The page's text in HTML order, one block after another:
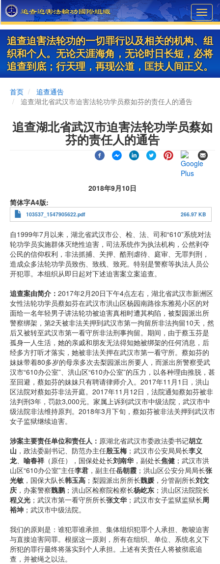
Skip
to
main
content
追查迫害法轮功的一切罪行以及相关的机构、组
织和个人。无论天涯海角，无论时日长短，必将
追查到底；行天理，再现公道，匡扶人间正义。
首页
追查通告
追查湖北省武汉市迫害法轮功学员蔡如芬的责任人的通告
追查湖北省武汉市迫害法轮功学员蔡如
芬的责任人的通告
2018年9月10日
简体字A4版
103537_1547905622.pdf 266.97 KB
自1999年7月以来，湖北省武汉市公、检、法、司和“610”系统对法
轮功学员实施群体灭绝性迫害，司法系统作为执法机构，公然剥夺
公民的信仰权利，非法抓捕、关押、酷刑虐待、庭审、无罪判刑，
造成众多法轮功学员致伤、致残、致死。特别是警察等执法人员公
开犯罪。本组织从即日起对下述迫害案立案追查。
追查案由简介： 2017年2月20日下午4点左右，湖北省武汉市新洲区
女性法轮功学员蔡如芬在武汉市洪山区杨园南路徐东雅苑小区的对
面给一名年轻男子讲法轮功被迫害真相时遭其构陷，被梨园派出所
警察绑架，第2天被非法关押到武汉市第一拘留所非法拘留10天，然
后又被转至武汉市第一看守所非法刑事拘留。期间，由于蔡玉芬是
孤身一人生活，她的亲戚和朋友无法得知她被绑架的任何消息，后
经多方打听才落实，她被非法关押在武汉市第一看守所。蔡如芬的
妹妹带着80多岁的母亲多次去梨园派出所要人，而派出所警察受武
汉市“610办公室”、洪山区“610办公室”的压力，以各种理由推脱，甚
至回避，蔡如芬的妹妹只有聘请律师介入。2017年11月1日，洪山
区法院对蔡如芬非法开庭。2017年11月12日，法院通知蔡如芬被非
法判刑3年，罚款3,000元。家属上诉到武汉市中级法院，武汉市中
级法院非法维持原判。2018年3月下旬，蔡如芬被非法关押到武汉市
女子监狱继续迫害。
涉案主要责任单位和责任人： 原湖北省武汉市委政法委书记胡立
山 ，政法委副书记、防范办主任殷玉梅；武汉市公安局局长李义
龙、 喻春祥 （原任），国保处处长刘南华，副处长焦健 ；武汉市洪
山区“610办公室”主任李君 ，副主任岳朝霞 ；洪山区公安分局局长张
光敏 ，国保大队长韩玉高 ；梨园派出所所长魏媛 ，分管副所长刘文
庆 ，办案警察魏鹏 ；洪山区检察院检察长杨屹东 ；洪山区法院院长
程义光 ；武汉市第一看守所所长张文华；武汉市女子监狱监狱长周
裕坤 ；武汉市中级法院。
我们的原则是：谁犯罪谁承担、集体组织犯罪个人承担、教唆迫害
与直接迫害同罪。根据这一原则，所有在组织、单位、系统名义下
所犯的罪行最终将落实到个人承担。上述有关责任人将被彻底追
查，并被绳之以法。